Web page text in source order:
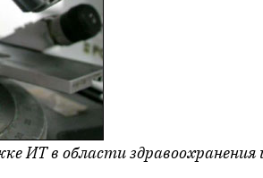
ИТ в области здравоохранения